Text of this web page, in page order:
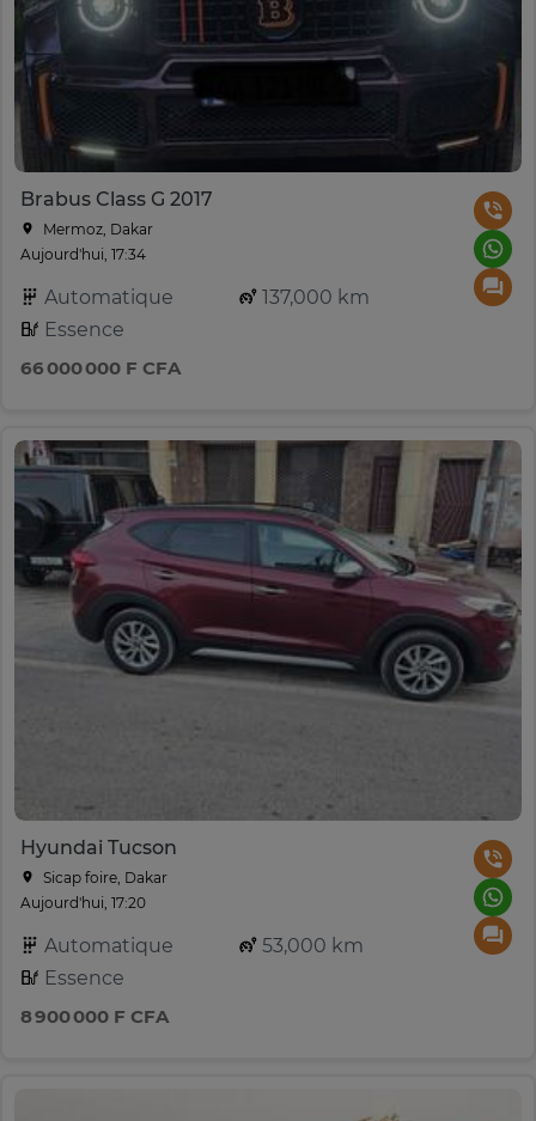
Brabus Class G 2017
Mermoz, Dakar
Aujourd'hui, 17:34
Automatique
137,000 km
Essence
66 000 000 F CFA
Hyundai Tucson
Sicap foire, Dakar
Aujourd'hui, 17:20
Automatique
53,000 km
Essence
8 900 000 F CFA